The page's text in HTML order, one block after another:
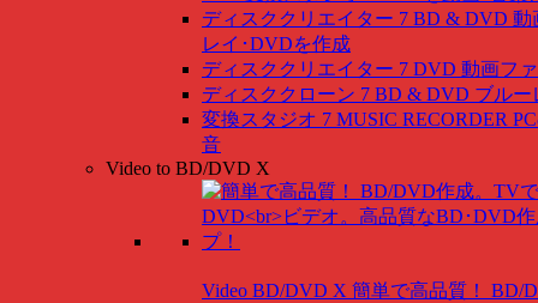
ディスククリエイター 7 BD & DVD 動
レイ･DVDを作成
ディスククリエイター 7 DVD 動画フ
ディスククローン 7 BD & DVD ブルー
変換スタジオ 7 MUSIC RECORDER
音
Video to BD/DVD X
Video BD/DVD X 簡単で高品質！ BD/